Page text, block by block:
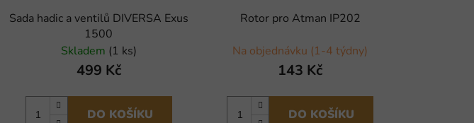
Sada hadic a ventilů DIVERSA Exus
1500
Skladem (1 ks)
499 Kč
DO KOŠÍKU
Rotor pro Atman IP202
Na objednávku (1-4 týdny)
143 Kč
DO KOŠÍKU